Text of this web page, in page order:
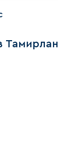
Тамирлан